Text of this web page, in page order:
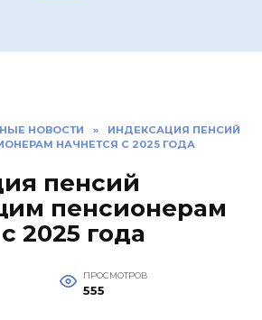
НОВОСТИ »
ИНДЕКСАЦИЯ ПЕНСИЙ
НАЧНЕТСЯ С 2025 ГОДА
пенсий
пенсионерам
2025 года
ПРОСМОТРОВ
555